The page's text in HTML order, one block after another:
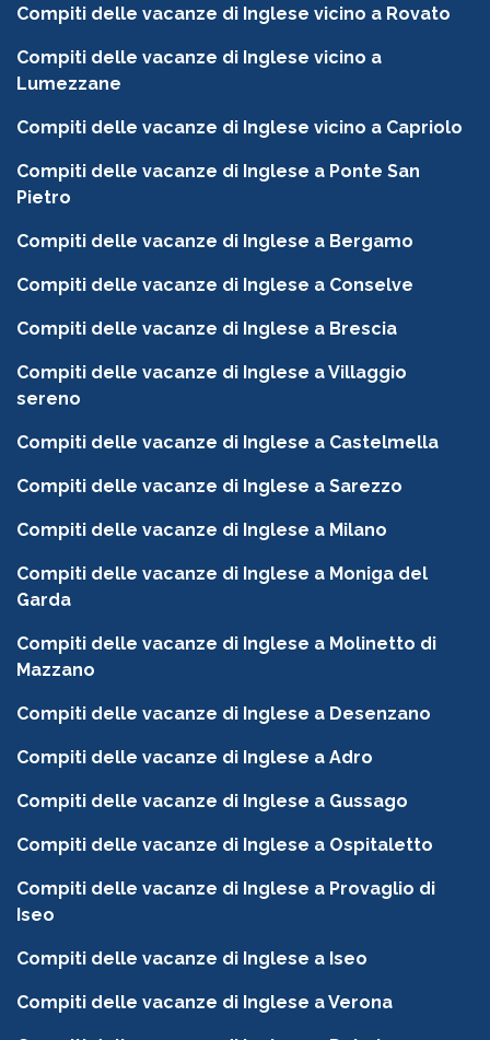
Compiti delle vacanze di Inglese vicino a Rovato
Compiti delle vacanze di Inglese vicino a
Lumezzane
Compiti delle vacanze di Inglese vicino a Capriolo
Compiti delle vacanze di Inglese a Ponte San
Pietro
Compiti delle vacanze di Inglese a Bergamo
Compiti delle vacanze di Inglese a Conselve
Compiti delle vacanze di Inglese a Brescia
Compiti delle vacanze di Inglese a Villaggio
sereno
Compiti delle vacanze di Inglese a Castelmella
Compiti delle vacanze di Inglese a Sarezzo
Compiti delle vacanze di Inglese a Milano
Compiti delle vacanze di Inglese a Moniga del
Garda
Compiti delle vacanze di Inglese a Molinetto di
Mazzano
Compiti delle vacanze di Inglese a Desenzano
Compiti delle vacanze di Inglese a Adro
Compiti delle vacanze di Inglese a Gussago
Compiti delle vacanze di Inglese a Ospitaletto
Compiti delle vacanze di Inglese a Provaglio di
Iseo
Compiti delle vacanze di Inglese a Iseo
Compiti delle vacanze di Inglese a Verona